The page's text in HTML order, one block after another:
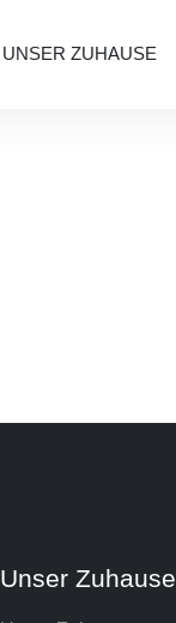
UNSER ZUHAUSE
Unser Zuhause